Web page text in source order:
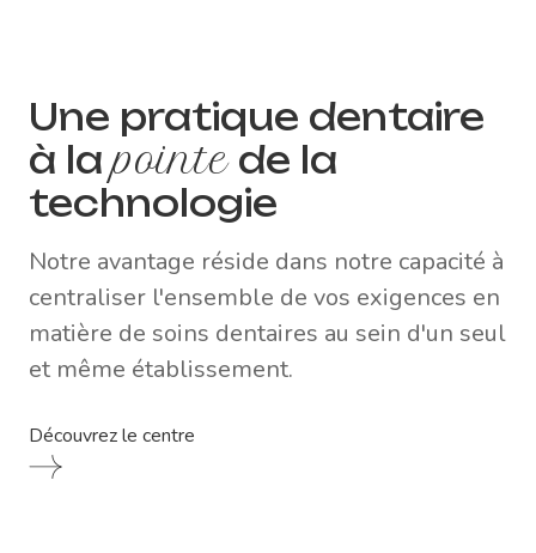
Une pratique dentaire
à lapointede la
technologie
Notre avantage réside dans notre capacité à
centraliser l'ensemble de vos exigences en
matière de soins dentaires au sein d'un seul
et même établissement.
Découvrez le centre